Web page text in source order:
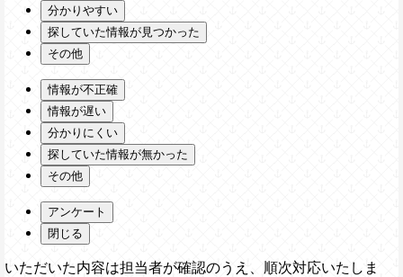
分かりやすい
探していた情報が見つかった
その他
情報が不正確
情報が遅い
分かりにくい
探していた情報が無かった
その他
アンケート
閉じる
いただいた内容は担当者が確認のうえ、順次対応いたしま